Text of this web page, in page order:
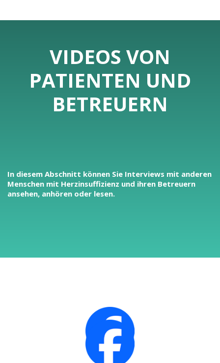
VIDEOS VON
PATIENTEN UND
BETREUERN
In diesem Abschnitt können Sie Interviews mit anderen
Menschen mit Herzinsuffizienz und ihren Betreuern
ansehen, anhören oder lesen.